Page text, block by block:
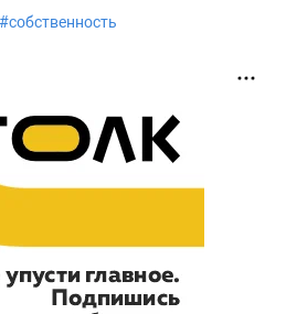
#собственность